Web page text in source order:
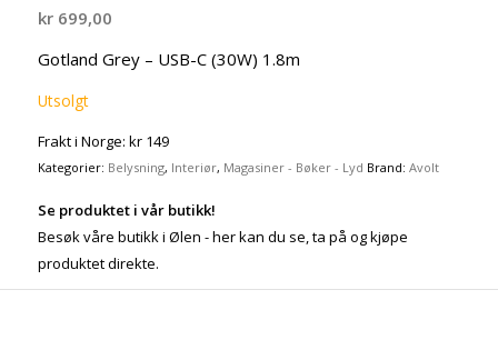
kr699,00
Gotland Grey – USB-C (30W) 1.8m
Utsolgt
Frakt i Norge: kr 149
Kategorier: Belysning, Interiør, Magasiner - Bøker - Lyd Brand: Avolt
Se produktet i vår butikk!
Besøk våre butikk i Ølen - her kan du se, ta på og kjøpe
produktet direkte.